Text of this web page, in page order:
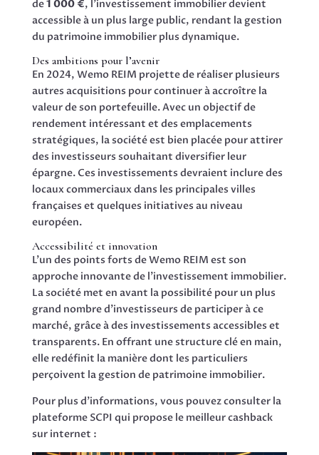
de1 000 €, l’investissement immobilier devient
accessible à un plus large public, rendant la gestion
du patrimoine immobilier plus dynamique.
Des ambitions pour l’avenir
En 2024, Wemo REIM projette de réaliser plusieurs
autres acquisitions pour continuer à accroître la
valeur de son portefeuille. Avec un objectif de
rendement intéressant et des emplacements
stratégiques, la société est bien placée pour attirer
des investisseurs souhaitant diversifier leur
épargne. Ces investissements devraient inclure des
locaux commerciaux dans les principales villes
françaises et quelques initiatives au niveau
européen.
Accessibilité et innovation
L’un des points forts de Wemo REIM est son
approche innovante de l’investissement immobilier.
La société met en avant la possibilité pour un plus
grand nombre d’investisseurs de participer à ce
marché, grâce à des investissements accessibles et
transparents. En offrant une structure clé en main,
elle redéfinit la manière dont les particuliers
perçoivent la gestion de patrimoine immobilier.
Pour plus d’informations, vous pouvez consulter la
plateforme SCPI qui propose le meilleur cashback
sur internet :